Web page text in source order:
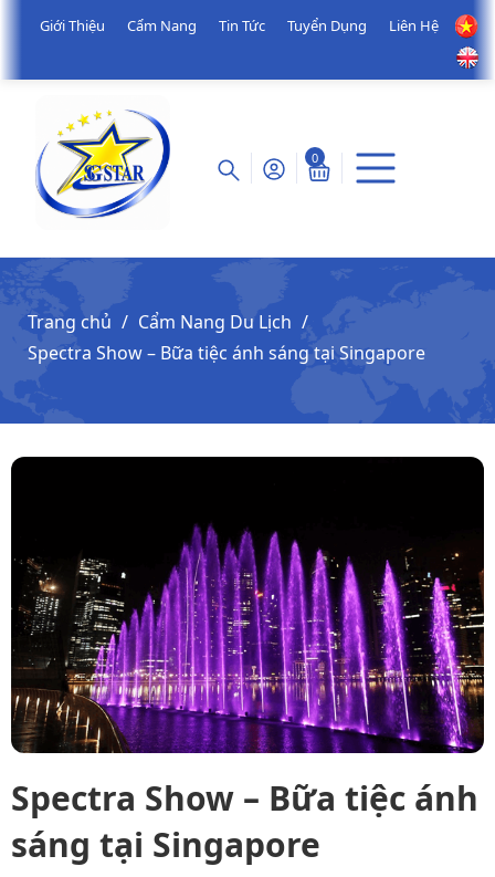
Giới Thiệu Cẩm Nang Tin Tức Tuyển Dụng Liên Hệ
0
Trang chủ
Cẩm Nang Du Lịch
Spectra Show – Bữa tiệc ánh sáng tại Singapore
Spectra Show – Bữa tiệc ánh
sáng tại Singapore